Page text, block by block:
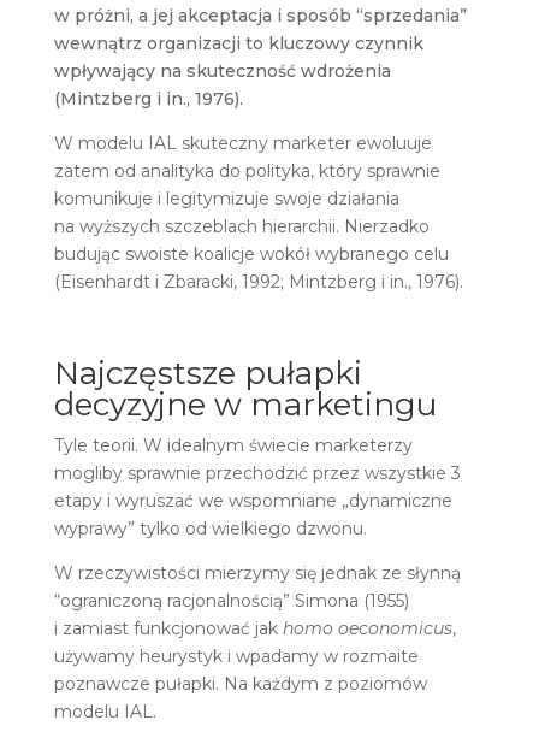
w próżni, a jej akceptacja i sposób “sprzedania”
wewnątrz organizacji to kluczowy czynnik
wpływający na skuteczność wdrożenia
(Mintzberg i in., 1976).
W modelu IAL skuteczny marketer ewoluuje
zatem od analityka do polityka, który sprawnie
komunikuje i legitymizuje swoje działania
na wyższych szczeblach hierarchii. Nierzadko
budując swoiste koalicje wokół wybranego celu
(Eisenhardt i Zbaracki, 1992; Mintzberg i in., 1976).
Najczęstsze pułapki
decyzyjne w marketingu
Tyle teorii. W idealnym świecie marketerzy
mogliby sprawnie przechodzić przez wszystkie 3
etapy i wyruszać we wspomniane „dynamiczne
wyprawy” tylko od wielkiego dzwonu.
W rzeczywistości mierzymy się jednak ze słynną
“ograniczoną racjonalnością” Simona (1955)
i zamiast funkcjonować jak homo oeconomicus,
używamy heurystyk i wpadamy w rozmaite
poznawcze pułapki. Na każdym z poziomów
modelu IAL.